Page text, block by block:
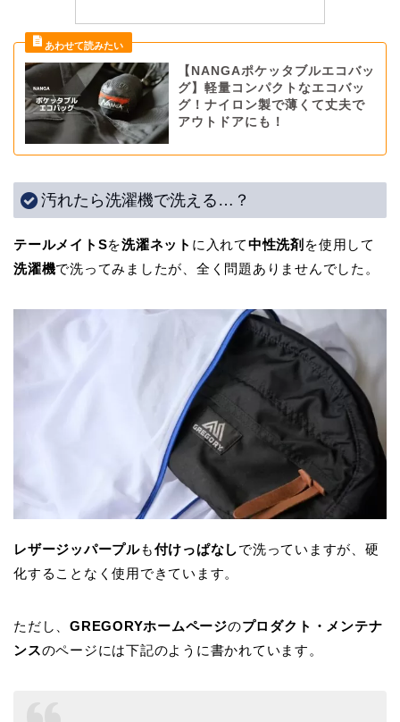
【NANGAポケッタブルエコバッ
グ】軽量コンパクトなエコバッ
グ！ナイロン製で薄くて丈夫で
アウトドアにも！
汚れたら洗濯機で洗える…？
テールメイトSを洗濯ネット に入れて中性洗剤 を使用して
洗濯機で洗ってみましたが、全く問題ありませんでした。
レザージッパープルも付けっぱなしで洗っていますが、硬
化することなく使用できています。
ただし、GREGORYホームページのプロダクト・メンテナ
ンスのページには下記のように書かれています。